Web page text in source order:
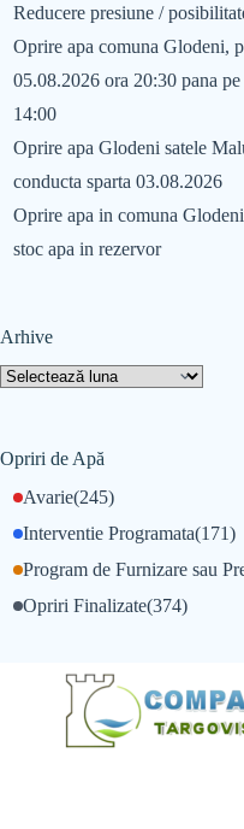
Reducere presiune /
Oprire apa comuna Glodeni,
05.08.2026 ora 20:30 pana
14:00
Oprire apa Glodeni satele
conducta sparta 03.08.2026
Oprire apa in comuna
stoc apa in rezervor
Arhive
Opriri de Apă
Avarie(245)
Interventie Programata(171)
Opriri Finalizate(374)
Program de Furnizare sau